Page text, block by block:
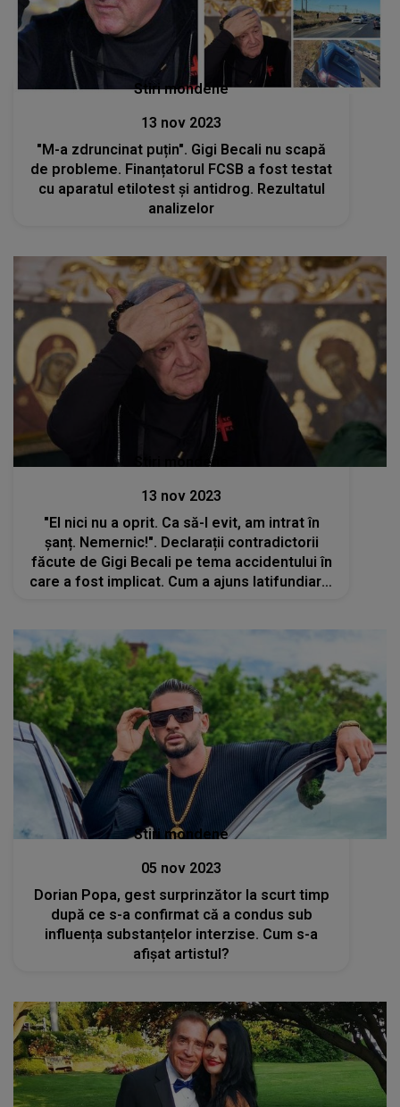
Stiri mondene
13 nov 2023
"M-a zdruncinat puțin". Gigi Becali nu scapă
de probleme. Finanțatorul FCSB a fost testat
cu aparatul etilotest și antidrog. Rezultatul
analizelor
Stiri mondene
13 nov 2023
"El nici nu a oprit. Ca să-l evit, am intrat în
șanț. Nemernic!". Declarații contradictorii
făcute de Gigi Becali pe tema accidentului în
care a fost implicat. Cum a ajuns latifundiarul
Stiri mondene
05 nov 2023
Dorian Popa, gest surprinzător la scurt timp
după ce s-a confirmat că a condus sub
influența substanțelor interzise. Cum s-a
afișat artistul?